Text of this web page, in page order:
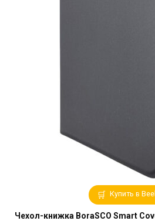
Купить в
Чехол-книжка BoraSCO Smart